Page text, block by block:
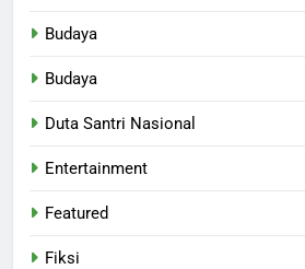
Budaya
Budaya
Duta Santri Nasional
Entertainment
Featured
Fiksi